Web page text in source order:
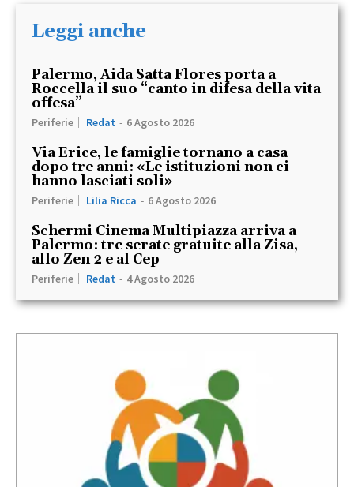
Leggi anche
Palermo, Aida Satta Flores porta a
Roccella il suo “canto in difesa della vita
offesa”
Periferie Redat - 6 Agosto 2026
Via Erice, le famiglie tornano a casa
dopo tre anni: «Le istituzioni non ci
hanno lasciati soli»
Periferie Lilia Ricca - 6 Agosto 2026
Schermi Cinema Multipiazza arriva a
Palermo: tre serate gratuite alla Zisa,
allo Zen 2 e al Cep
Periferie Redat - 4 Agosto 2026